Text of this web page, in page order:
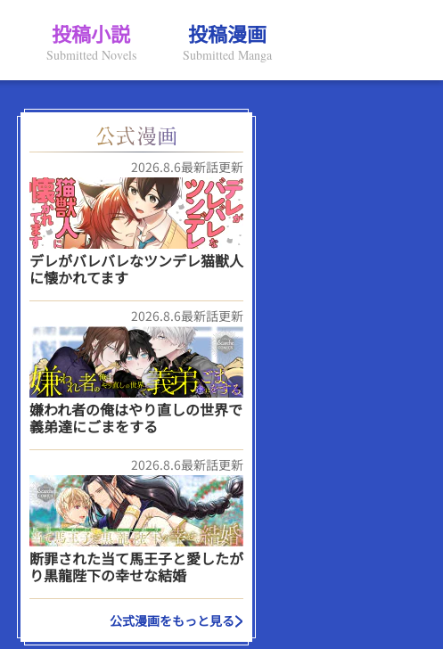
投稿小説
Submitted Novels
投稿漫画
Submitted Manga
2026.8.6最新話更新
デレがバレバレなツンデレ猫獣人
に懐かれてます
2026.8.6最新話更新
嫌われ者の俺はやり直しの世界で
義弟達にごまをする
2026.8.6最新話更新
断罪された当て馬王子と愛したが
り黒龍陛下の幸せな結婚
公式漫画をもっと見る